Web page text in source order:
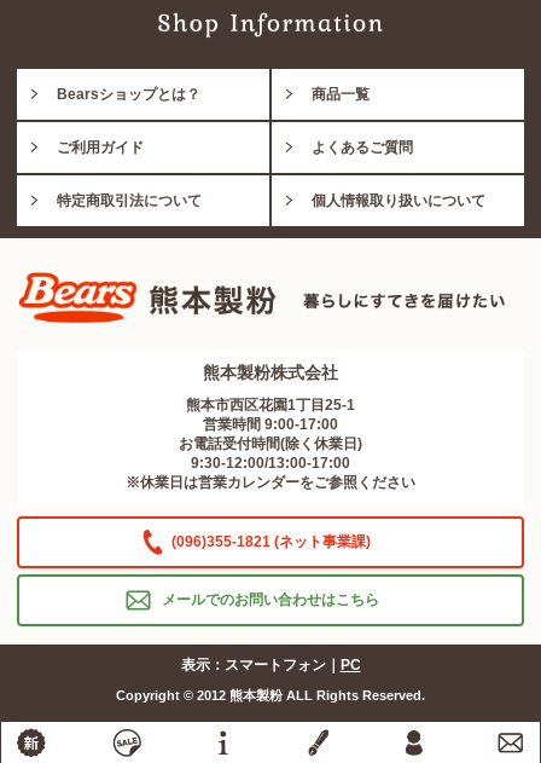
Bearsショップとは？ 商品一覧
ご利用ガイド よくあるご質問
特定商取引法について 個人情報取り扱いについて
熊本製粉株式会社
熊本市西区花園1丁目25-1
営業時間 9:00-17:00
お電話受付時間(除く休業日)
9:30-12:00/13:00-17:00
※休業日は営業カレンダーをご参照ください
(096)355-1821 (ネット事業課)
メールでのお問い合わせはこちら
表示：スマートフォン｜ PC
Copyright © 2012 熊本製粉 ALL Rights Reserved.